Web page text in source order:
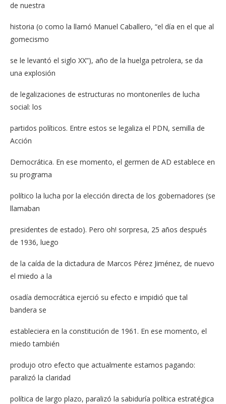
de nuestra
historia (o como la llamó Manuel Caballero, “el día en el que al
gomecismo
se le levantó el siglo XX”), año de la huelga petrolera, se da
una explosión
de legalizaciones de estructuras no montoneriles de lucha
social: los
partidos políticos. Entre estos se legaliza el PDN, semilla de
Acción
Democrática. En ese momento, el germen de AD establece en
su programa
político la lucha por la elección directa de los gobernadores (se
llamaban
presidentes de estado). Pero oh! sorpresa, 25 años después
de 1936, luego
de la caída de la dictadura de Marcos Pérez Jiménez, de nuevo
el miedo a la
osadía democrática ejerció su efecto e impidió que tal
bandera se
estableciera en la constitución de 1961. En ese momento, el
miedo también
produjo otro efecto que actualmente estamos pagando:
paralizó la claridad
política de largo plazo, paralizó la sabiduría política estratégica